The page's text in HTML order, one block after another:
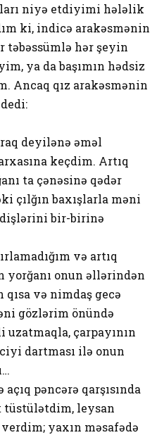
niyə etdiyimi hələlik
ki, indicə arakəsmənin
təbəssümlə hər şeyin
ya da başımın hədsiz
Ancaq qız arakəsmənin
deyilənə əməl
keçdim. Artıq
ta çənəsinə qədər
çılğın baxışlarla məni
dişlərini bir-birinə
və artıq
yorğanı onun əllərindən
qısa və nimdaş gecə
gözlərim önündə
uzatmaqla, çarpayının
dartması ilə onun
pəncərə qarşısında
tüstülətdim, leysan
verdim; yaxın məsafədə